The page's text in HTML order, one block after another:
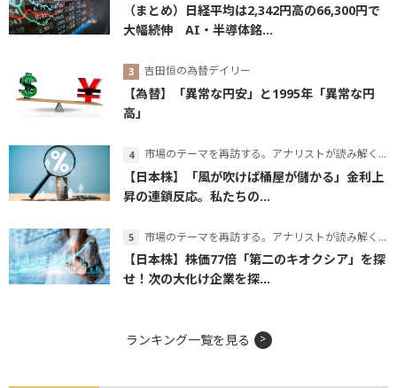
（まとめ）日経平均は2,342円高の66,300円で
大幅続伸 AI・半導体銘...
吉田恒の為替デイリー
【為替】「異常な円安」と1995年「異常な円
高」
市場のテーマを再訪する。アナリストが読み解くテーマの本質
【日本株】「風が吹けば桶屋が儲かる」金利上
昇の連鎖反応。私たちの...
市場のテーマを再訪する。アナリストが読み解くテーマの本質
【日本株】株価77倍「第二のキオクシア」を探
せ！次の大化け企業を探...
ランキング一覧を見る